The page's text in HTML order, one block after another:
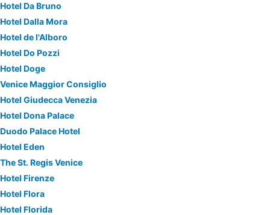
Hotel Da Bruno
Hotel Dalla Mora
Hotel de l'Alboro
Hotel Do Pozzi
Hotel Doge
Venice Maggior Consiglio
Hotel Giudecca Venezia
Hotel Dona Palace
Duodo Palace Hotel
Hotel Eden
The St. Regis Venice
Hotel Firenze
Hotel Flora
Hotel Florida